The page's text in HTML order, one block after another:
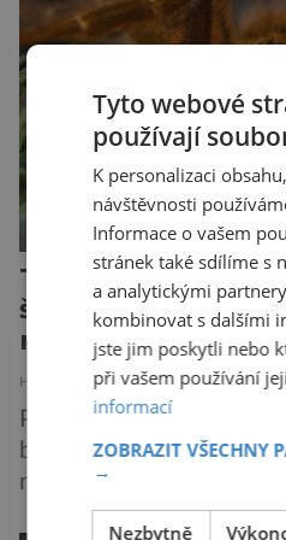
je mu valná část černého
vyskytuje se rovněž v
Tesáky či kleště
štírů: Chelicery
milionů let!
HISTORIE PŘÍRODA
Prostředí pod mořskou
bujelo životem. Ve
nejroztodivnější
či hlavonožci. V dávném
Tyto webové
používají
K personalizaci
návštěvnosti
Informace o vašem
stránek také sdílíme s
a analytickými
kombinovat s dalšími
jste jim poskytli nebo
při vašem používání
informací
ZOBRAZIT VŠECHNY
→
Nezbytně